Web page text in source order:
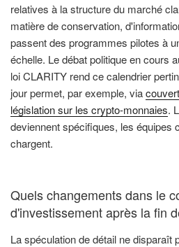
relatives à la structure du marché
matière de conservation,
passent des programmes pilotes à
échelle. Le débat politique en cours
loi CLARITY rend ce calendrier
jour permet, par exemple, via
législation sur les crypto-monnaies.
deviennent spécifiques, les équipes
chargent.
Quels changements dans le
d'investissement après la fin
La spéculation de détail ne disparaît